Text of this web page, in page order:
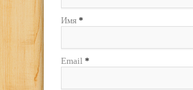
Имя *
Email *